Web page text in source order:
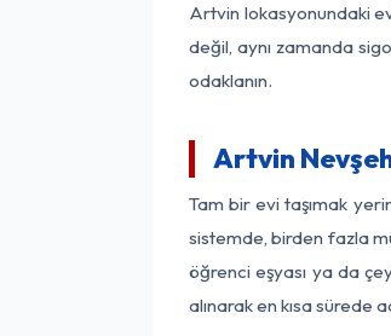
Artvin lokasyonundaki
değil, aynı zamanda
odaklanın.
Artvin
Tam bir evi taşımak
sistemde, birden fazla
öğrenci eşyası ya da
alınarak en kısa sürede